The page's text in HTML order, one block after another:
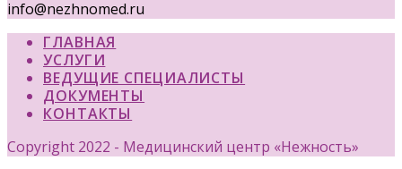
info@nezhnomed.ru
ГЛАВНАЯ
УСЛУГИ
ВЕДУЩИЕ СПЕЦИАЛИСТЫ
ДОКУМЕНТЫ
КОНТАКТЫ
Copyright 2022 - Медицинский центр «Нежность»